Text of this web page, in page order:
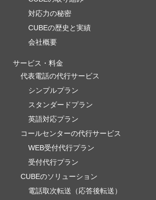
対応力の秘密
CUBEの歴史と実績
会社概要
サービス・料金
代表電話の代行サービス
シンプルプラン
スタンダードプラン
英語対応プラン
コールセンターの代行サービス
WEB受付代行プラン
受付代行プラン
CUBEのソリューション
電話取次転送（応答後転送）